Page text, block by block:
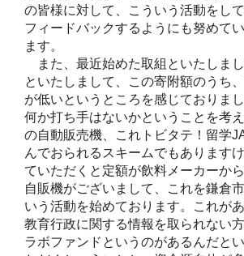
の皆様に対して、こういう活動をし
フィードバックするようにも努めて
ます。
また、最近始めた取組といたしま
といたしまして、この寄附額のうち
が低いというところを感じておりま
何か打ち手はないかということを考
の自動販売機、これトビタテ！留学
んでおられるスキームでもあります
ていただくと定額が飲料メーカーか
自販機がございまして、これを鎌倉
いう活動を始めております。これが
教育行政に関する情報を取られない
ラボファンドというのがあるんだと